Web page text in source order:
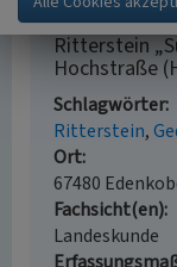
Ritterstein
Hochstraße
Schlagwörter
Ritterstein
Ort
67480
Fachsicht(en)
Landeskunde